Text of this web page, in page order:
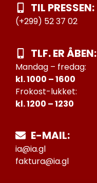
TIL PRESSEN:
(+299) 52 37 02
TLF. ER ÅBEN:
Mandag – fredag:
kl. 1000 – 1600
Frokost-lukket:
kl. 1200 – 1230
E-MAIL:
ia@ia.gl
faktura@ia.gl